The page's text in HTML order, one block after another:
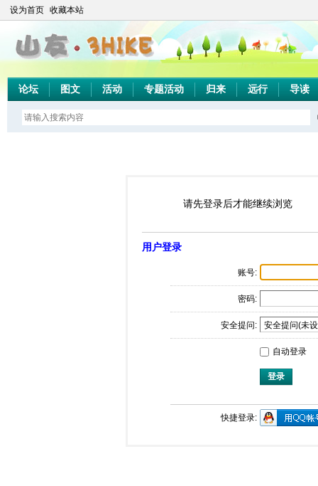
设为首页 收藏本站
论坛 图文 活动 专题活动 归来 远行 导读
请先登录后才能继续浏览
用户登录
账号:
密码:
安全提问:
自动登录
登录
快捷登录: